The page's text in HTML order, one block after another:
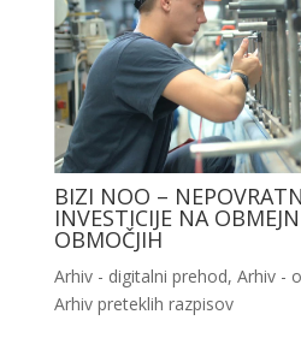
BIZI NOO –
INVESTICIJE NA
OBMOČJIH
Arhiv - digitalni prehod, Arhiv -
Arhiv preteklih razpisov